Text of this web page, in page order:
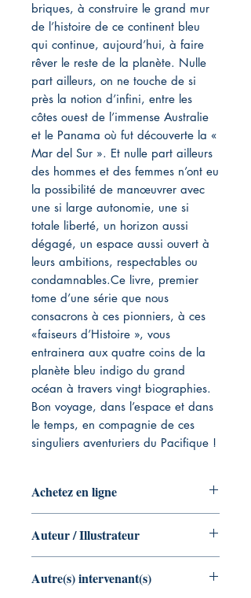
briques, à construire le grand mur
de l’histoire de ce continent bleu
qui continue, aujourd’hui, à faire
rêver le reste de la planète. Nulle
part ailleurs, on ne touche de si
près la notion d’infini, entre les
côtes ouest de l’immense Australie
et le Panama où fut découverte la «
Mar del Sur ». Et nulle part ailleurs
des hommes et des femmes n’ont eu
la possibilité de manœuvrer avec
une si large autonomie, une si
totale liberté, un horizon aussi
dégagé, un espace aussi ouvert à
leurs ambitions, respectables ou
condamnables.Ce livre, premier
tome d’une série que nous
consacrons à ces pionniers, à ces
«faiseurs d’Histoire », vous
entrainera aux quatre coins de la
planète bleu indigo du grand
océan à travers vingt biographies.
Bon voyage, dans l’espace et dans
le temps, en compagnie de ces
singuliers aventuriers du Pacifique !
Achetez en ligne
Auteur / Illustrateur
Illustrateur : Aucun
Autre(s) intervenant(s)